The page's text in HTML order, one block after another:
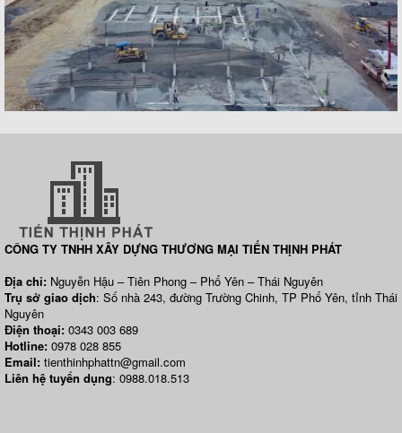
CÔNG TY TNHH XÂY DỰNG THƯƠNG MẠI TIẾN THỊNH PHÁT
Địa chỉ: Nguyễn Hậu – Tiên Phong – Phổ Yên – Thái Nguyên
Trụ sở giao dịch: Số nhà 243, đường Trường Chinh, TP Phổ Yên, tỉnh Thái
Nguyên
Điện thoại: 0343 003 689
Hotline: 0978 028 855
Email: tienthinhphattn@gmail.com
Liên hệ tuyển dụng: 0988.018.513